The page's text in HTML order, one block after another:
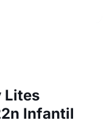
Lites
Infantil